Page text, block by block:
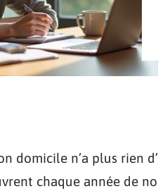
domicile n’a plus rien
chaque année de